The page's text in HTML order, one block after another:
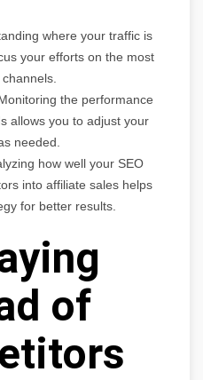
where your traffic is
your efforts on the most
the performance
allows you to adjust your
needed.
how well your SEO
into affiliate sales helps
for better results.
of